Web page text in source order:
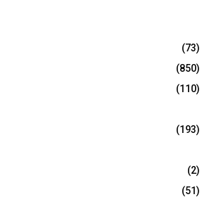
(73)
(850)
(110)
(193)
(2)
(51)